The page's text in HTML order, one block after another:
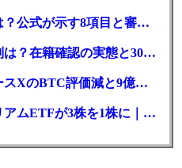
アローの審査に通る条件は？公式が示す8項目と審査時間
セントラルの口コミ・評判は？在籍確認の実態と30日金利0円の落とし穴
【今日の仮想通貨】スペースXのBTC評価減と9億株の解禁。208億円相当のBTCが盗難
ブラックロックのイーサリアムETFが3株を1株に｜年初来37%安